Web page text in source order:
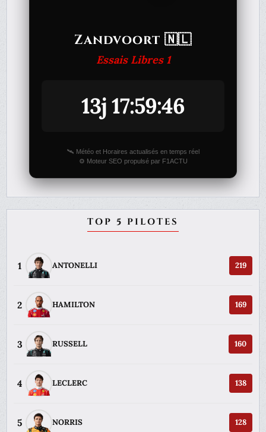
Zandvoort 🇳🇱
Essais Libres 1
13j 17:59:46
🛰️ Météo et Horaires actualisés en temps réel
⚙️ Moteur SEO propulsé par F1ACTU
TOP 5 PILOTES
1 ANTONELLI 219
2 HAMILTON 169
3 RUSSELL 160
4 LECLERC 138
5 NORRIS 128